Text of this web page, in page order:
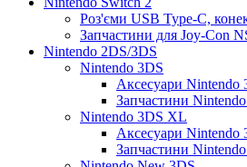
Роз'єми USB Type-C,
Запчастини для Joy-Con
Nintendo 2DS/3DS
Nintendo 3DS
Аксесуари Nintendo
Запчастини
Nintendo 3DS XL
Аксесуари Nintendo
Запчастини